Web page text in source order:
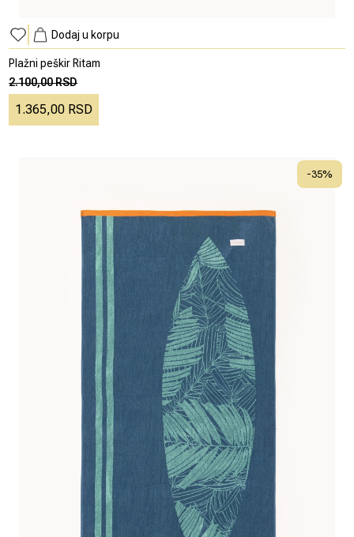
Dodaj u korpu
Plažni peškir Ritam
2.100,00 RSD
1.365,00 RSD
-35%